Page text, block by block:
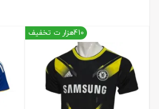
410هزار ت تخفیف